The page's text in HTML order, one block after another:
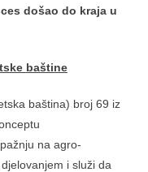
došao do kraja u
baštine
baština) broj 69 iz
na agro-
i služi da